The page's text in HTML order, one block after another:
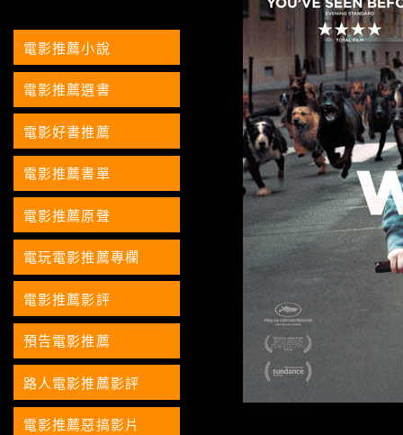
電影推薦小說
電影推薦選書
電影好書推薦
電影推薦書單
電影推薦原聲
電玩電影推薦專欄
電影推薦影評
預告電影推薦
路人電影推薦影評
電影推薦惡搞影片